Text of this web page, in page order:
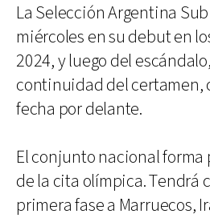
La Selección Argentina
miércoles en su debut en
2024, y luego del
continuidad del certamen,
fecha por delante.
El conjunto nacional forma
de la cita olímpica. Tendrá
primera fase a Marruecos,